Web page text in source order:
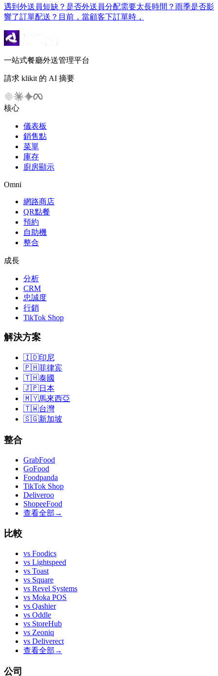
遇到外送員短缺？是否外送員分配需要太長時間？雨季是否影
響了訂單配送？目前，當顧客下訂單時，
一站式餐廳外送管理平台
請求 klikit 的 AI 摘要
核心
儀表板
銷售點
菜單
庫存
廚房顯示
Omni
網路商店
QR點餐
預約
自助機
整合
成長
分析
CRM
忠誠度
行銷
TikTok Shop
解決方案
🇮🇩印尼
🇵🇭菲律宾
🇹🇭泰國
🇯🇵日本
🇲🇾馬來西亞
🇹🇼台灣
🇸🇬新加坡
整合
GrabFood
GoFood
Foodpanda
TikTok Shop
Deliveroo
ShopeeFood
查看全部 →
比較
vs Foodics
vs Lightspeed
vs Toast
vs Square
vs Revel Systems
vs Moka POS
vs Qashier
vs Oddle
vs StoreHub
vs Zeoniq
vs Deliverect
查看全部 →
公司